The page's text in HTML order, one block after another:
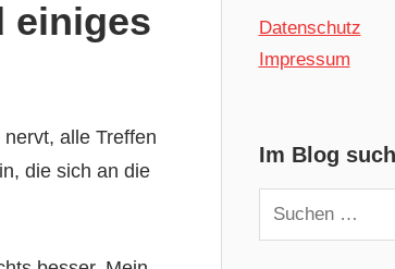
einiges
alle Treffen
die sich an die
Datenschutz
Impressum
Im Blog
Suchen
nach: